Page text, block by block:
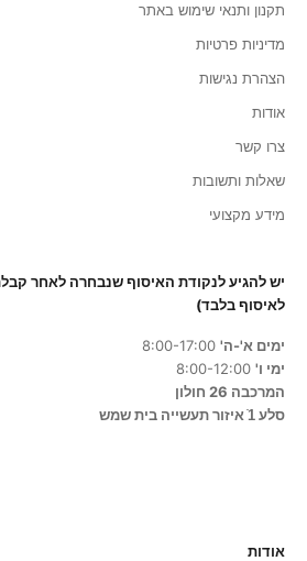
תקנון ותנאי שימוש באתר
מדיניות פרטיות
הצהרת נגישות
אודות
צרו קשר
שאלות ותשובות
מידע מקצועי
לאיסוף בלבד)
ימים א'-ה'
ימי ו'
המרכבה 26 חולון
סלע 1ֿ איזור תעשייה בית שמש
אודות